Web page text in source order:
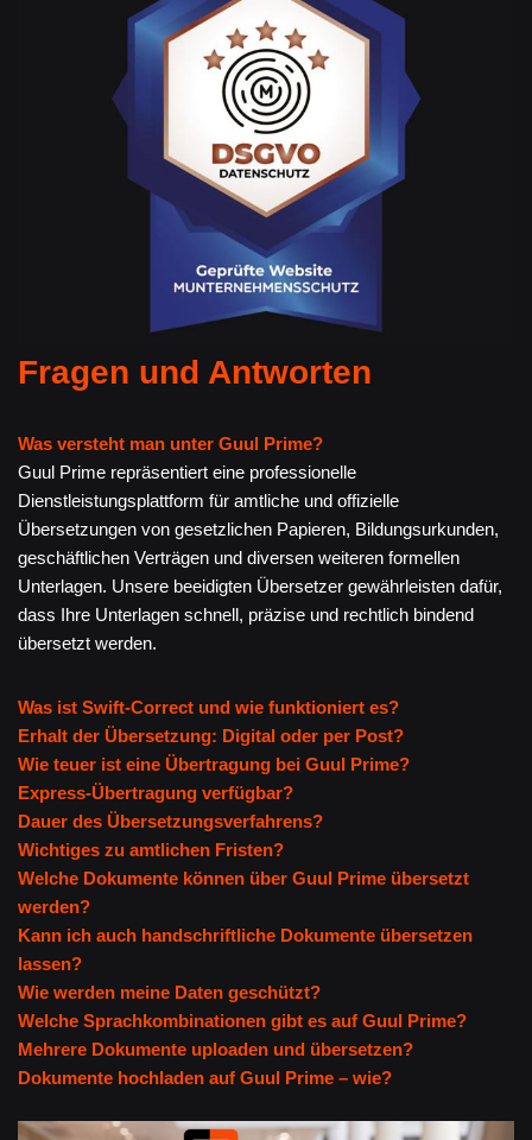
Fragen und Antworten
Was versteht man unter Guul Prime?
Guul Prime repräsentiert eine professionelle
Dienstleistungsplattform für amtliche und offizielle
Übersetzungen von gesetzlichen Papieren, Bildungsurkunden,
geschäftlichen Verträgen und diversen weiteren formellen
Unterlagen. Unsere beeidigten Übersetzer gewährleisten dafür,
dass Ihre Unterlagen schnell, präzise und rechtlich bindend
übersetzt werden.
Was ist Swift-Correct und wie funktioniert es?
Erhalt der Übersetzung: Digital oder per Post?
Wie teuer ist eine Übertragung bei Guul Prime?
Express-Übertragung verfügbar?
Dauer des Übersetzungsverfahrens?
Wichtiges zu amtlichen Fristen?
Welche Dokumente können über Guul Prime übersetzt
werden?
Kann ich auch handschriftliche Dokumente übersetzen
lassen?
Wie werden meine Daten geschützt?
Welche Sprachkombinationen gibt es auf Guul Prime?
Mehrere Dokumente uploaden und übersetzen?
Dokumente hochladen auf Guul Prime – wie?